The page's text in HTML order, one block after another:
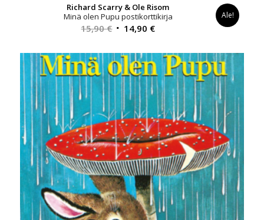
Richard Scarry & Ole Risom
Minä olen Pupu postikorttikirja
15,90€ Alkuperäinen
oli:
15,90 €.
14,90 €Nykyinen
on:
14,90 €.
Ale!